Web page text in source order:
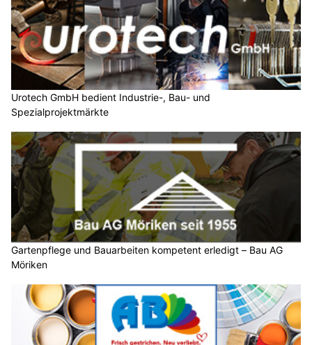
Urotech GmbH bedient Industrie-, Bau- und
Spezialprojektmärkte
Gartenpflege und Bauarbeiten kompetent erledigt – Bau AG
Möriken